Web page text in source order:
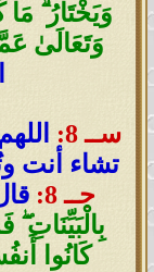
وَيَخْتَارُ
وَتَعَالَىٰ
ســ 8:
تشاء أنت
جــ 8:
بِالْبَيِّنَاتِ
كَانُوا